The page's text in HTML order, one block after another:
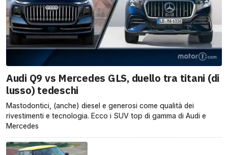
Audi Q9 vs Mercedes GLS, duello tra titani (di
lusso) tedeschi
Mastodontici, (anche) diesel e generosi come qualità dei
rivestimenti e tecnologia. Ecco i SUV top di gamma di Audi e
Mercedes